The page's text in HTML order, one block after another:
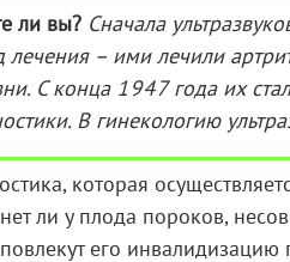
ли вы? Сначала
лечения – ими лечили
С конца 1947 года их
В гинекологию
которая
ли у плода пороков,
его инвалидизацию